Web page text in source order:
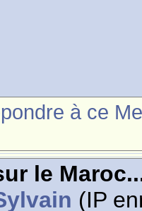
à ce
le
(IP